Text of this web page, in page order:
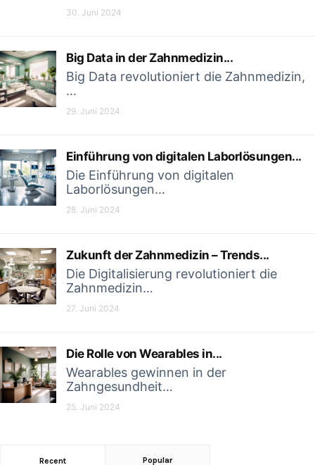
30. Juni 2024
Big Data in der Zahnmedizin...
Big Data revolutioniert die Zahnmedizin,
…
29. Juni 2024
Einführung von digitalen Laborlösungen...
Die Einführung von digitalen
Laborlösungen…
28. Juni 2024
Zukunft der Zahnmedizin – Trends...
Die Digitalisierung revolutioniert die
Zahnmedizin…
27. Juni 2024
Die Rolle von Wearables in...
Wearables gewinnen in der
Zahngesundheit…
25. Juni 2024
Recent Popular